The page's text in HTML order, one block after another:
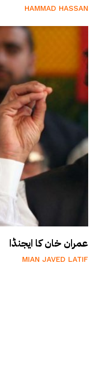
HAMMAD HASSAN
عمران خان کا ایجنڈا
MIAN JAVED LATIF